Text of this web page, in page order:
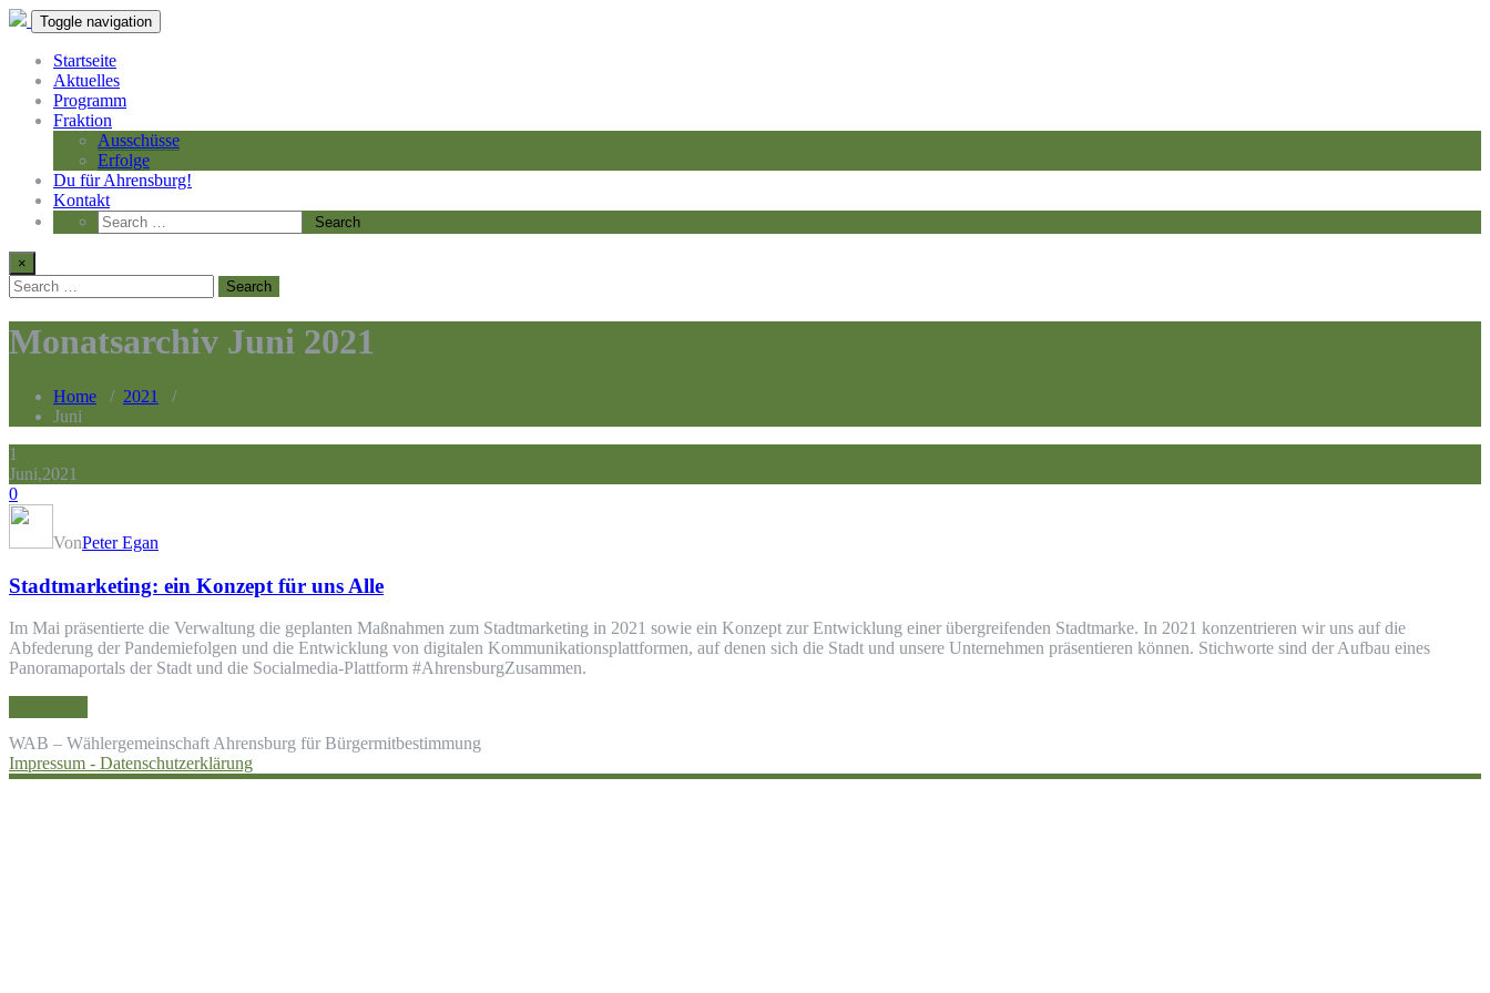
Toggle navigation
Startseite
Aktuelles
Programm
Fraktion
Ausschüsse
Erfolge
Du für Ahrensburg!
Kontakt
×
Monatsarchiv Juni 2021
Home / 2021
/
Juni
1
Juni,2021
0
VonPeter Egan
Stadtmarketing: ein Konzept für uns Alle
Im Mai präsentierte die Verwaltung die geplanten Maßnahmen zum Stadtmarketing in 2021 sowie ein Konzept zur Entwicklung einer übergreifenden Stadtmarke. In 2021 konzentrieren wir uns auf die
Abfederung der Pandemiefolgen und die Entwicklung von digitalen Kommunikationsplattformen, auf denen sich die Stadt und unsere Unternehmen präsentieren können. Stichworte sind der Aufbau eines
Panoramaportals der Stadt und die Socialmedia-Plattform #AhrensburgZusammen.
WAB – Wählergemeinschaft Ahrensburg für Bürgermitbestimmung
Impressum - Datenschutzerklärung